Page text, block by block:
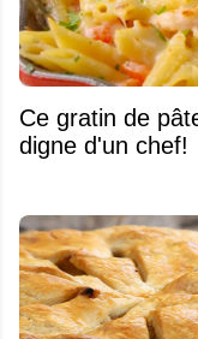
Ce gratin de
digne d'un chef!